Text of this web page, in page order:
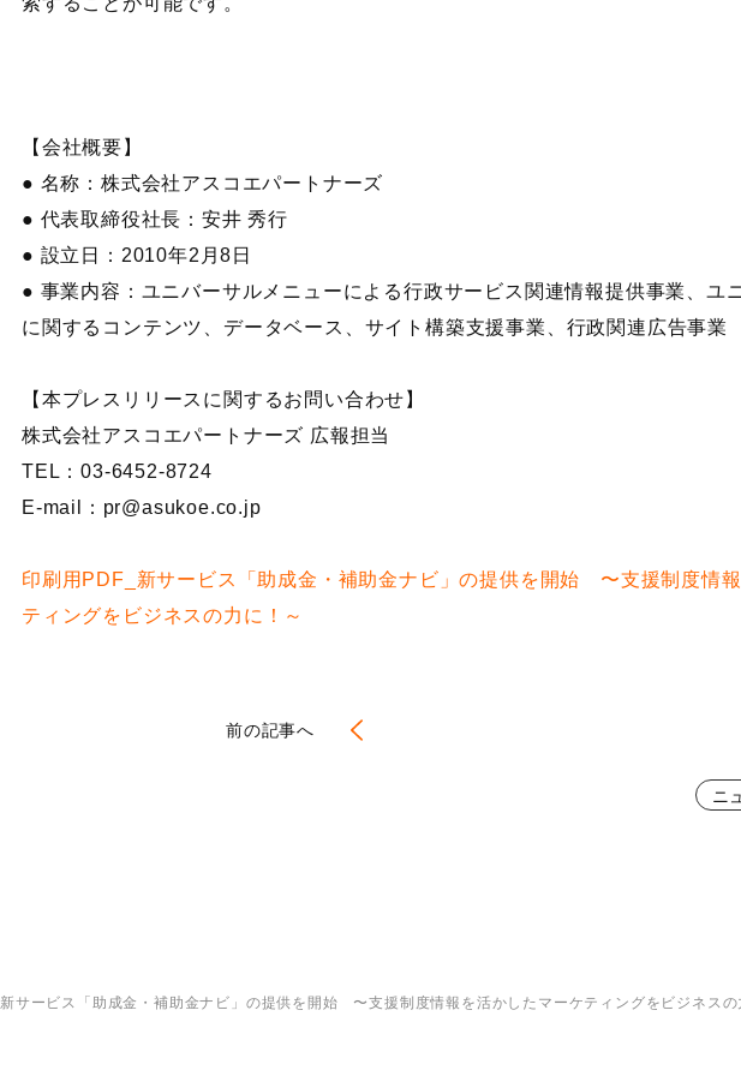
【会社概要】
● 名称：株式会社アスコエパートナーズ
● 代表取締役社長：安井 秀行
● 設立日：2010年2月8日
● 事業内容：ユニバーサルメニューによる行政サービス関連情報提供事業、ユ
に関するコンテンツ、データベース、サイト構築支援事業、行政関連広告事業
【本プレスリリースに関するお問い合わせ】
株式会社アスコエパートナーズ 広報担当
TEL：03-6452-8724
E-mail：pr@asukoe.co.jp
印刷用PDF_新サービス「助成金・補助金ナビ」の提供を開始 〜支援制度情
ティングをビジネスの力に！～
前の記事へ
ニ
新サービス「助成金・補助金ナビ」の提供を開始 〜支援制度情報を活かしたマーケティングをビジネスの